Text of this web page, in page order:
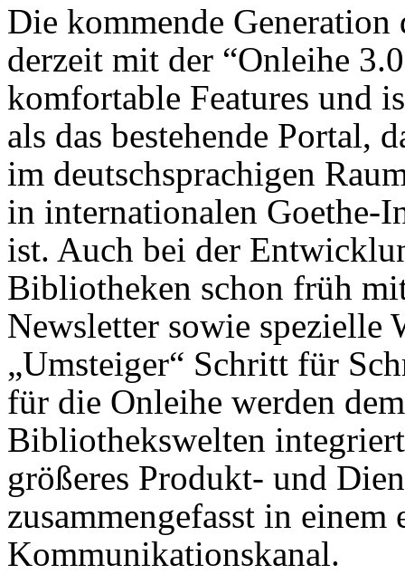
Die kommende
derzeit mit der “Onleihe
komfortable Features und
als das bestehende Portal,
im deutschsprachigen
in internationalen Goethe-
ist. Auch bei der
Bibliotheken schon früh
Newsletter sowie spezielle
„Umsteiger“ Schritt für
für die Onleihe werden
Bibliothekswelten
größeres Produkt- und
zusammengefasst in einem
Kommunikationskanal.